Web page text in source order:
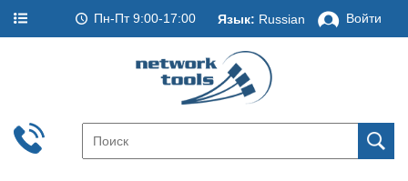
Пн-Пт 9:00-17:00 Язык: Russian Войти